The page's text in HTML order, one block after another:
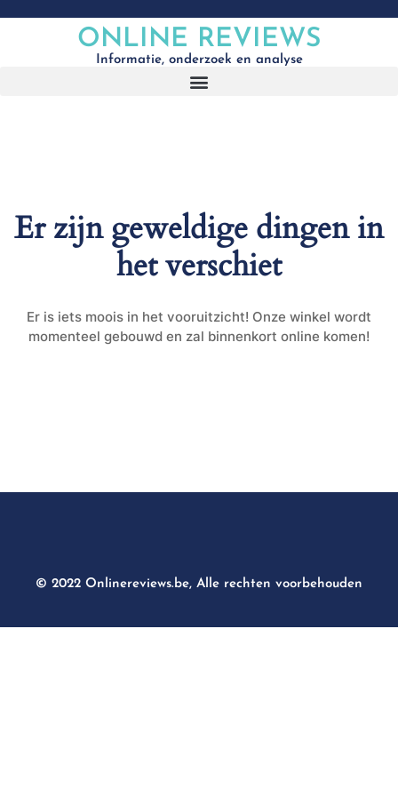
ONLINE REVIEWS
Informatie, onderzoek en analyse
Er zijn geweldige dingen in
het verschiet
Er is iets moois in het vooruitzicht! Onze winkel wordt
momenteel gebouwd en zal binnenkort online komen!
© 2022 Onlinereviews.be, Alle rechten voorbehouden